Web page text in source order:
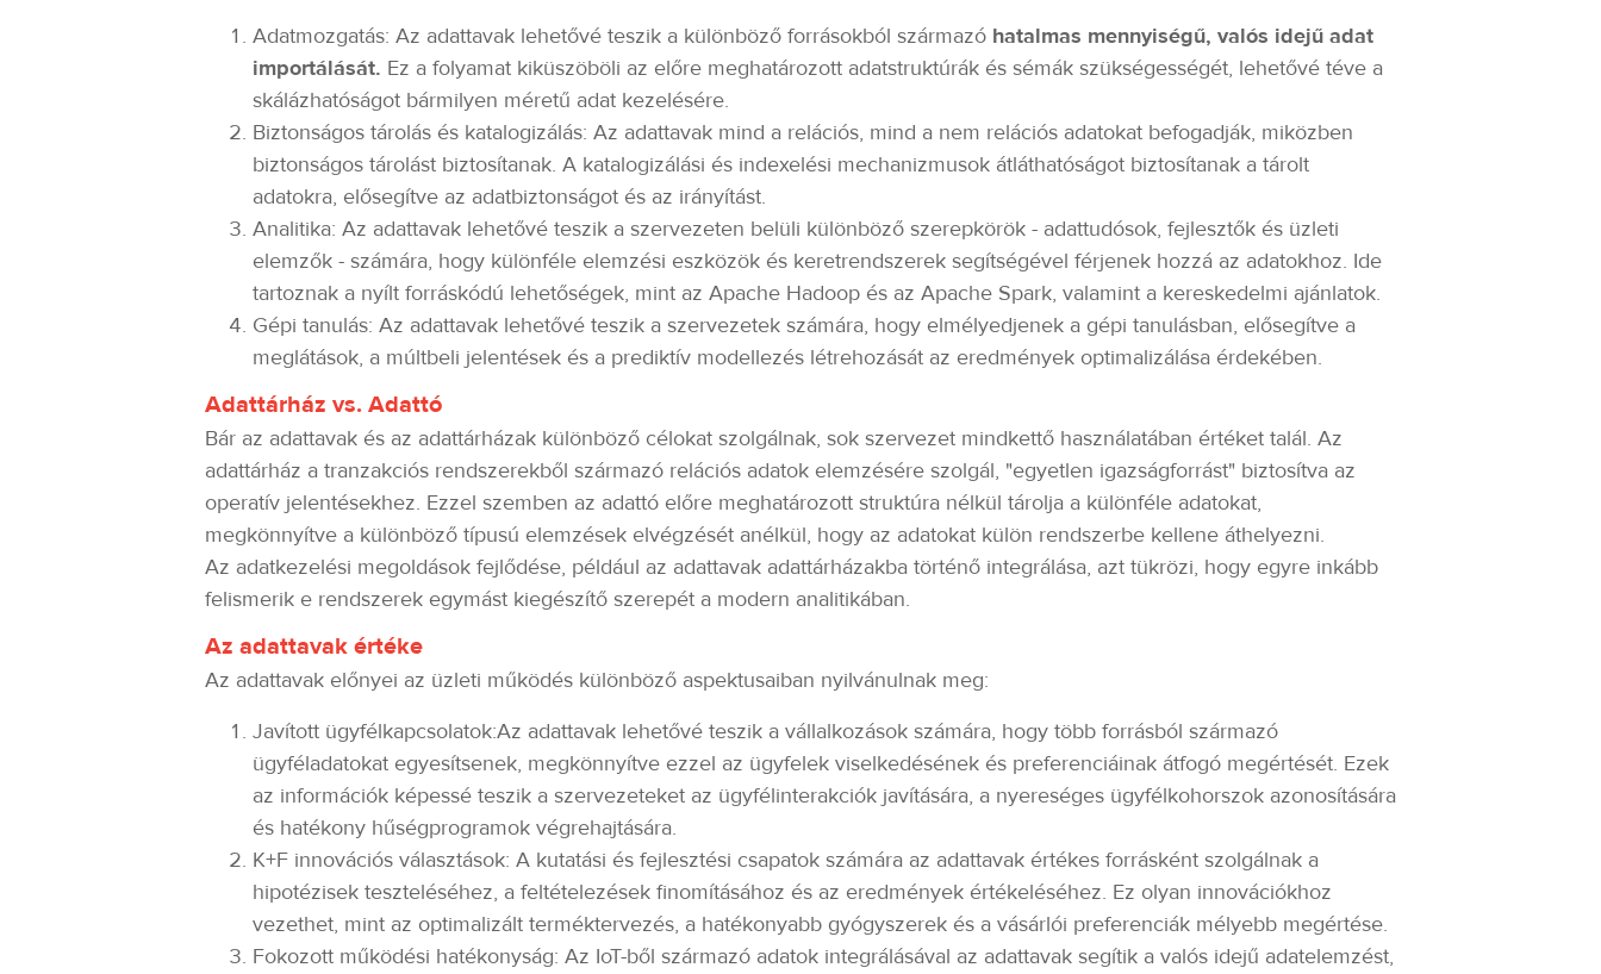
Adatmozgatás: Az adattavak lehetővé teszik a különböző forrásokból származó hatalmas mennyiségű, valós idejű adat
importálását. Ez a folyamat kiküszöböli az előre meghatározott adatstruktúrák és sémák szükségességét, lehetővé téve a
skálázhatóságot bármilyen méretű adat kezelésére.
Biztonságos tárolás és katalogizálás: Az adattavak mind a relációs, mind a nem relációs adatokat befogadják, miközben
biztonságos tárolást biztosítanak. A katalogizálási és indexelési mechanizmusok átláthatóságot biztosítanak a tárolt
adatokra, elősegítve az adatbiztonságot és az irányítást.
Analitika: Az adattavak lehetővé teszik a szervezeten belüli különböző szerepkörök - adattudósok, fejlesztők és üzleti
elemzők - számára, hogy különféle elemzési eszközök és keretrendszerek segítségével férjenek hozzá az adatokhoz. Ide
tartoznak a nyílt forráskódú lehetőségek, mint az Apache Hadoop és az Apache Spark, valamint a kereskedelmi ajánlatok.
Gépi tanulás: Az adattavak lehetővé teszik a szervezetek számára, hogy elmélyedjenek a gépi tanulásban, elősegítve a
meglátások, a múltbeli jelentések és a prediktív modellezés létrehozását az eredmények optimalizálása érdekében.
Adattárház vs. Adattó
Bár az adattavak és az adattárházak különböző célokat szolgálnak, sok szervezet mindkettő használatában értéket talál. Az
adattárház a tranzakciós rendszerekből származó relációs adatok elemzésére szolgál, "egyetlen igazságforrást" biztosítva az
operatív jelentésekhez. Ezzel szemben az adattó előre meghatározott struktúra nélkül tárolja a különféle adatokat,
megkönnyítve a különböző típusú elemzések elvégzését anélkül, hogy az adatokat külön rendszerbe kellene áthelyezni.
Az adatkezelési megoldások fejlődése, például az adattavak adattárházakba történő integrálása, azt tükrözi, hogy egyre inkább
felismerik e rendszerek egymást kiegészítő szerepét a modern analitikában.
Az adattavak értéke
Az adattavak előnyei az üzleti működés különböző aspektusaiban nyilvánulnak meg:
Javított ügyfélkapcsolatok:Az adattavak lehetővé teszik a vállalkozások számára, hogy több forrásból származó
ügyféladatokat egyesítsenek, megkönnyítve ezzel az ügyfelek viselkedésének és preferenciáinak átfogó megértését. Ezek
az információk képessé teszik a szervezeteket az ügyfélinterakciók javítására, a nyereséges ügyfélkohorszok azonosítására
és hatékony hűségprogramok végrehajtására.
K+F innovációs választások: A kutatási és fejlesztési csapatok számára az adattavak értékes forrásként szolgálnak a
hipotézisek teszteléséhez, a feltételezések finomításához és az eredmények értékeléséhez. Ez olyan innovációkhoz
vezethet, mint az optimalizált terméktervezés, a hatékonyabb gyógyszerek és a vásárlói preferenciák mélyebb megértése.
Fokozott működési hatékonyság: Az IoT-ből származó adatok integrálásával az adattavak segítik a valós idejű adatelemzést,